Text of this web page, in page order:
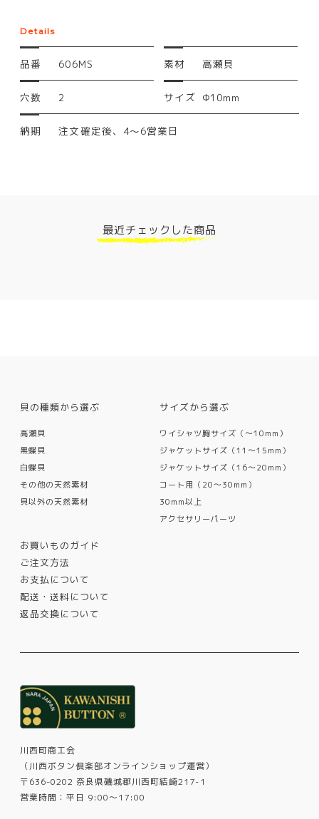
Details
品番 606MS 素材 高瀬貝
穴数 2 サイズ Φ10mm
納期 注文確定後、4～6営業日
最近チェックした商品
貝の種類から選ぶ
高瀬貝
黒蝶貝
白蝶貝
その他の天然素材
貝以外の天然素材
サイズから選ぶ
ワイシャツ胸サイズ（〜10mm）
ジャケットサイズ（11〜15mm）
ジャケットサイズ（16〜20mm）
コート用（20〜30mm）
30mm以上
アクセサリーパーツ
お買いものガイド
ご注文方法
お支払について
配送・送料について
返品交換について
川西町商工会
（川西ボタン倶楽部オンラインショップ運営）
〒636-0202 奈良県磯城郡川西町結崎217-1
営業時間：平日 9:00～17:00